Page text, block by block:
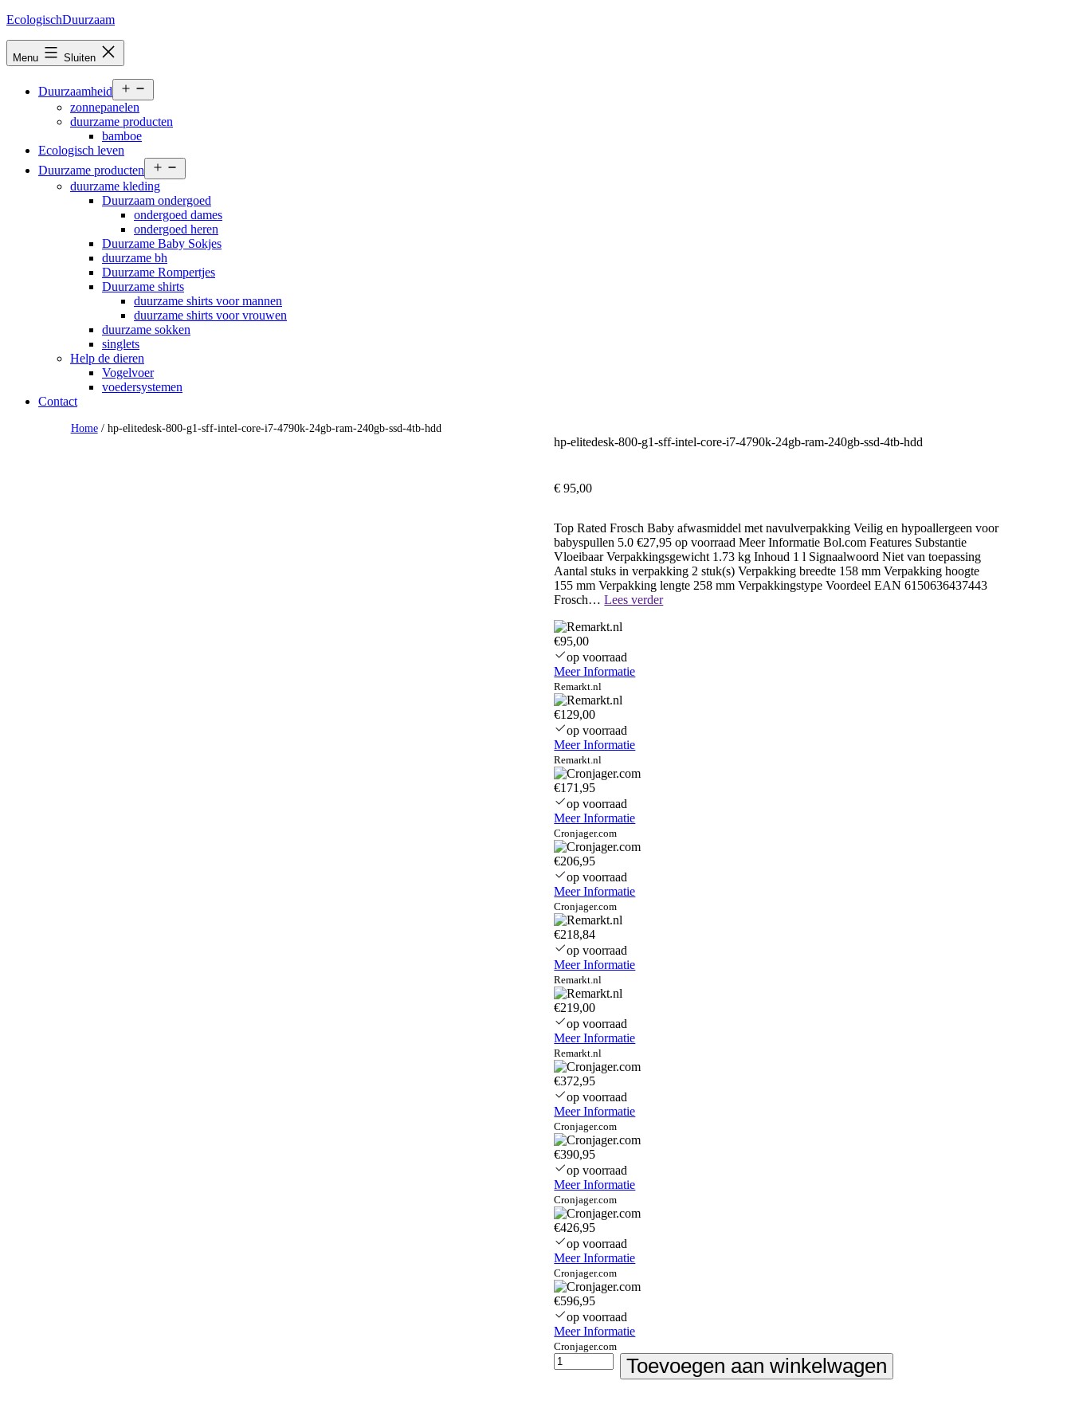
Ga
inhoud
EcologischDuurzaam
Menu Sluiten
Duurzaamheid
menu
zonnepanelen
duurzame producten
bamboe
Ecologisch leven
Duurzame producten
menu
duurzame kleding
Duurzaam ondergoed
ondergoed dames
ondergoed heren
Duurzame Baby Sokjes
duurzame bh
Duurzame Rompertjes
Duurzame shirts
duurzame shirts voor mannen
duurzame shirts voor vrouwen
duurzame sokken
singlets
Help de dieren
Vogelvoer
voedersystemen
Contact
Home/ hp-elitedesk-800-g1-sff-intel-core-i7-4790k-24gb-ram-240gb-ssd-4tb-hdd
hp-elitedesk-800-g1-sff-intel-core-i7-4790k-24gb-ram-240gb-ssd-4tb-hdd
€ 95,00
Top Rated Frosch Baby afwasmiddel met navulverpakking Veilig en hypoallergeen voor
babyspullen 5.0 €27,95 op voorraad Meer Informatie Bol.com Features Substantie
Vloeibaar Verpakkingsgewicht 1.73 kg Inhoud 1 l Signaalwoord Niet van toepassing
Aantal stuks in verpakking 2 stuk(s) Verpakking breedte 158 mm Verpakking hoogte
155 mm Verpakking lengte 258 mm Verpakkingstype Voordeel EAN 6150636437443
Frosch…Lees verderNaamloos
€95,00
op voorraad
Meer Informatie
Remarkt.nl
€129,00
op voorraad
Meer Informatie
Remarkt.nl
€171,95
op voorraad
Meer Informatie
Cronjager.com
€206,95
op voorraad
Meer Informatie
Cronjager.com
€218,84
op voorraad
Meer Informatie
Remarkt.nl
€219,00
op voorraad
Meer Informatie
Remarkt.nl
€372,95
op voorraad
Meer Informatie
Cronjager.com
€390,95
op voorraad
Meer Informatie
Cronjager.com
€426,95
op voorraad
Meer Informatie
Cronjager.com
€596,95
op voorraad
Meer Informatie
Cronjager.com
hp-
elitedesk-
Toevoegen aan winkelwagen